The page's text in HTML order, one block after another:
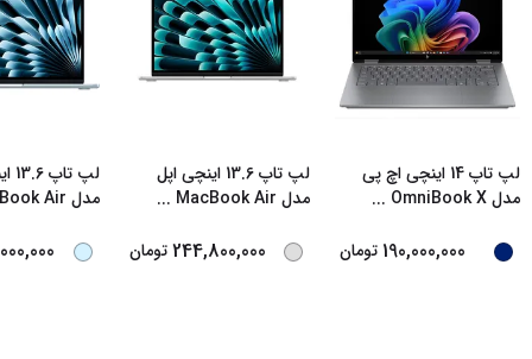
لپ تاپ 14 اینچی اچ‌ پی
مدل OmniBook X
...
190,000,000 تومان
لپ تاپ 13.6 اینچی اپل
مدل MacBook Air
...
244,800,000 تومان
مدل MacBook Air